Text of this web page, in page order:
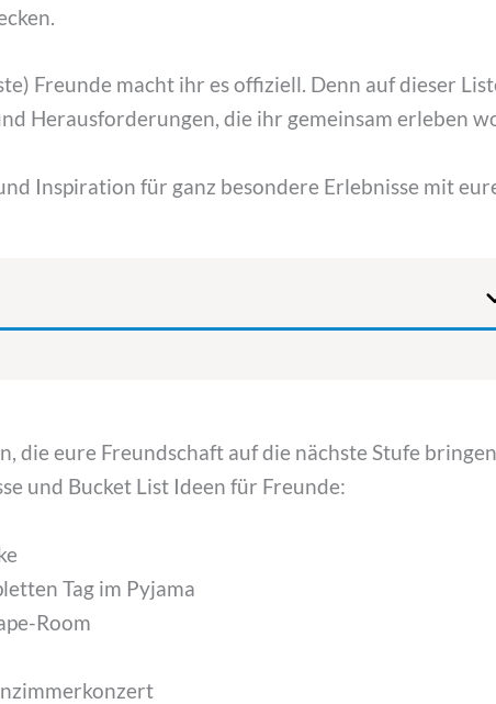
Freunde macht ihr es offiziell. Denn auf dieser
Herausforderungen, die ihr gemeinsam erleben
Inspiration für ganz besondere Erlebnisse mit
die eure Freundschaft auf die nächste Stufe bringen
und Bucket List Ideen für Freunde:
Tag im Pyjama
Room